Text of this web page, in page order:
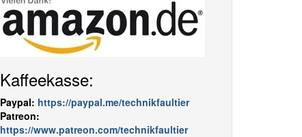
Kaffeekasse:
Paypal: https://paypal.me/technikfaultier
Patreon:
https://www.patreon.com/technikfaultier